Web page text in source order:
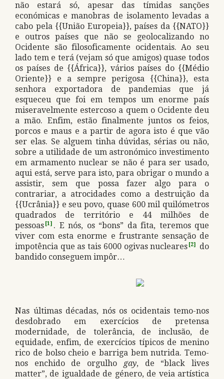
não estará só, apesar das tímidas sanções
económicas e manobras de isolamento levadas a
cabo pela {{União Europeia}}, países da {{NATO}}
e outros países que não se geolocalizando no
Ocidente são filosoficamente ocidentais. Ao seu
lado tem e terá (vejam só que amigos) quase todos
os países de {{África}}, vários países do {{Médio
Oriente}} e a sempre perigosa {{China}}, esta
senhora exportadora de pandemias que já
esqueceu que foi em tempos um enorme país
miseravelmente estercoso a quem o Ocidente deu
a mão. Enfim, estão finalmente juntos os feios,
porcos e maus e a partir de agora isto é que vão
ser elas. Se alguem tinha dúvidas, sérias ou não,
sobre a utilidade de um astronómico investimento
em armamento nuclear se não é para ser usado,
aqui está, serve para isto, para obrigar o mundo a
assistir, sem que possa fazer algo para o
contrariar, a atrocidades como a destruição da
{{Ucrânia}} e seu povo, quase 600 mil quilómetros
quadrados de território e 44 milhões de
pessoas [1] . E nós, os “bons” da fita, teremos que
viver com esta enorme e frustrante sensação de
impotência que as tais 6000 ogivas nucleares [2]
do
bandido conseguem impôr…
Nas últimas décadas, nós os ocidentais temo-nos
desdobrado em exercícios de pretensa
modernidade, de tolerância, de inclusão, de
equidade, enfim, de exercícios típicos de menino
rico de bolso cheio e barriga bem nutrida. Temo-
nos enchido de orgulho gay, de “black lives
matter”, de igualdade de género, de veia artística